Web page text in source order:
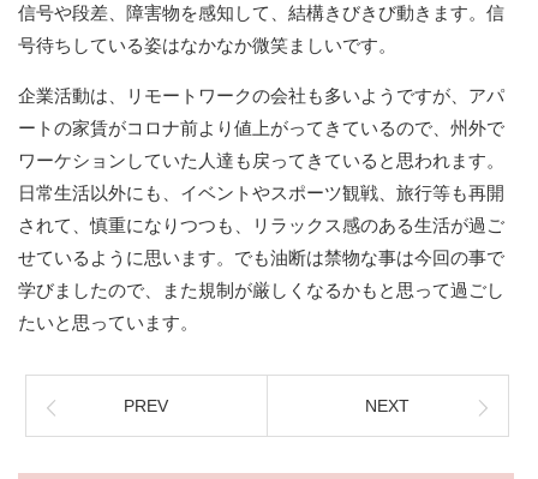
信号や段差、障害物を感知して、結構きびきび動きます。信
号待ちしている姿はなかなか微笑ましいです。
企業活動は、リモートワークの会社も多いようですが、アパ
ートの家賃がコロナ前より値上がってきているので、州外で
ワーケションしていた人達も戻ってきていると思われます。
日常生活以外にも、イベントやスポーツ観戦、旅行等も再開
されて、慎重になりつつも、リラックス感のある生活が過ご
せているように思います。でも油断は禁物な事は今回の事で
学びましたので、また規制が厳しくなるかもと思って過ごし
たいと思っています。
PREV NEXT